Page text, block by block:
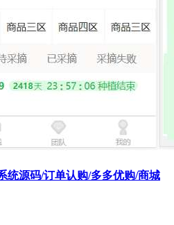
统源码/订单认购/多多优购/商城